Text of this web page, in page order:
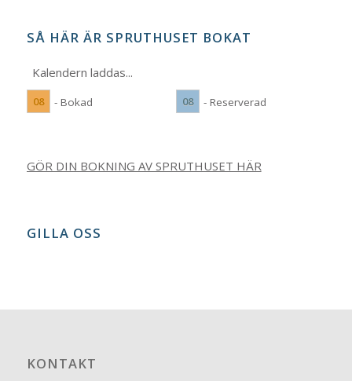
SÅ HÄR ÄR SPRUTHUSET BOKAT
Kalendern laddas...
08 - Bokad 08 - Reserverad
GÖR DIN BOKNING AV SPRUTHUSET HÄR
GILLA OSS
KONTAKT